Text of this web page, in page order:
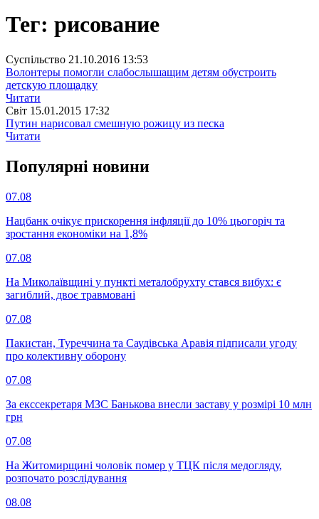
Тег: рисование
Суспiльство 21.10.2016 13:53
Волонтеры помогли слабослышащим детям обустроить
детскую площадку
Читати
Свiт 15.01.2015 17:32
Путин нарисовал смешную рожицу из песка
Читати
Популярнi новини
07.08
Нацбанк очікує прискорення інфляції до 10% цьогоріч та
зростання економіки на 1,8%
07.08
На Миколаївщині у пункті металобрухту стався вибух: є
загиблий, двоє травмовані
07.08
Пакистан, Туреччина та Саудівська Аравія підписали угоду
про колективну оборону
07.08
За екссекретаря МЗС Банькова внесли заставу у розмірі 10 млн
грн
07.08
На Житомирщині чоловік помер у ТЦК після медогляду,
розпочато розслідування
08.08